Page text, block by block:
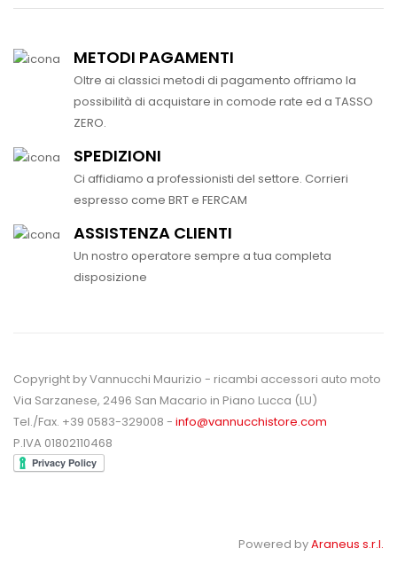
METODI PAGAMENTI
Oltre ai classici metodi di pagamento offriamo la
possibilità di acquistare in comode rate ed a TASSO
ZERO.
SPEDIZIONI
Ci affidiamo a professionisti del settore. Corrieri
espresso come BRT e FERCAM
ASSISTENZA CLIENTI
Un nostro operatore sempre a tua completa
disposizione
Copyright by Vannucchi Maurizio - ricambi accessori auto moto
Via Sarzanese, 2496 San Macario in Piano Lucca (LU)
Tel./Fax. +39 0583-329008 - info@vannucchistore.com
P.IVA 01802110468
Powered byAraneus s.r.l.